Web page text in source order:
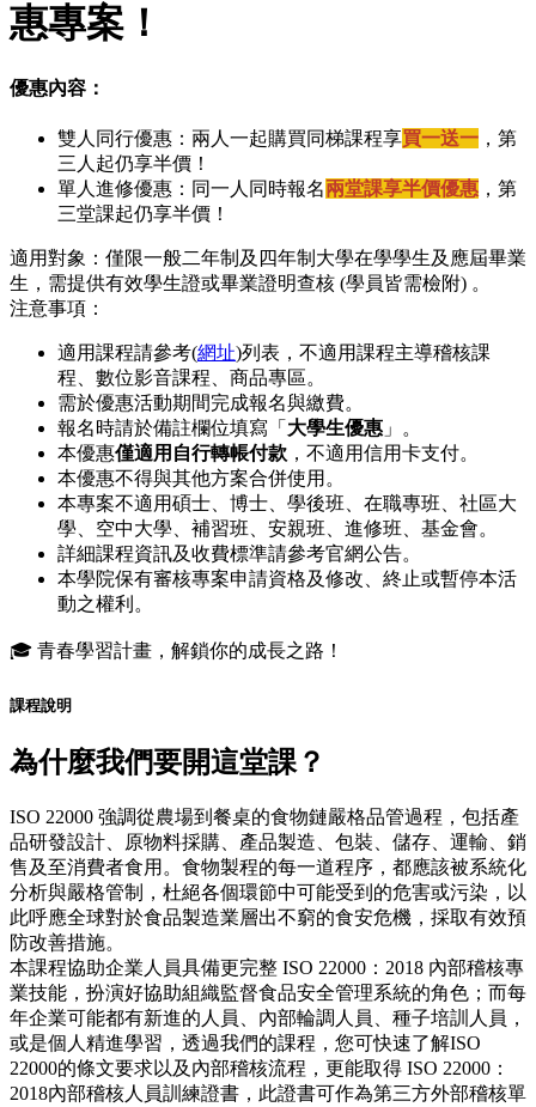
惠專案！
優惠內容：
雙人同行優惠：兩人一起購買同梯課程享買一送一 ，第
三人起仍享半價！
單人進修優惠：同一人同時報名兩堂課享半價優惠 ，第
三堂課起仍享半價！
適用對象：僅限一般二年制及四年制大學在學學生及應屆畢業
生，需提供有效學生證或畢業證明查核 (學員皆需檢附) 。
注意事項：
適用課程請參考(網址)列表，不適用課程主導稽核課
程、數位影音課程、商品專區。
需於優惠活動期間完成報名與繳費。
報名時請於備註欄位填寫「 大學生優惠 」。
本優惠僅適用自行轉帳付款 ，不適用信用卡支付。
本優惠不得與其他方案合併使用。
本專案不適用碩士、博士、學後班、在職專班、社區大
學、空中大學、補習班、安親班、進修班、基金會。
詳細課程資訊及收費標準請參考官網公告。
本學院保有審核專案申請資格及修改、終止或暫停本活
動之權利。
🎓 青春學習計畫，解鎖你的成長之路！
課程說明
為什麼我們要開這堂課？
ISO 22000 強調從農場到餐桌的食物鏈嚴格品管過程，包括產
品研發設計、原物料採購、產品製造、包裝、儲存、運輸、銷
售及至消費者食用。食物製程的每一道程序，都應該被系統化
分析與嚴格管制，杜絕各個環節中可能受到的危害或污染，以
此呼應全球對於食品製造業層出不窮的食安危機，採取有效預
防改善措施。
本課程協助企業人員具備更完整 ISO 22000：2018 內部稽核專
業技能，扮演好協助組織監督食品安全管理系統的角色；而每
年企業可能都有新進的人員、內部輪調人員、種子培訓人員，
或是個人精進學習，透過我們的課程，您可快速了解ISO
22000的條文要求以及內部稽核流程，更能取得 ISO 22000：
2018內部稽核人員訓練證書，此證書可作為第三方外部稽核單